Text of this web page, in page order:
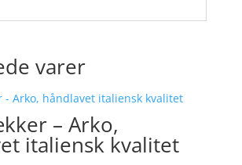
varer
– Arko,
italiensk kvalitet